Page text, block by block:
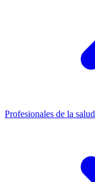
Profesionales de la salud